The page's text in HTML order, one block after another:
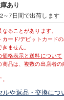
あり
～7日間で出荷します
ることがあります。
ード/デビットカードの
ません。
格表示と送料について
品は、複数の出店者
ルや返品・交換につ